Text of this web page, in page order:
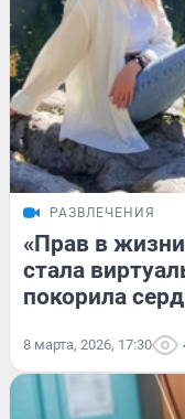
РАЗВЛЕЧЕНИЯ
«Прав в
стала
покорила
8 марта, 2026, 17:30